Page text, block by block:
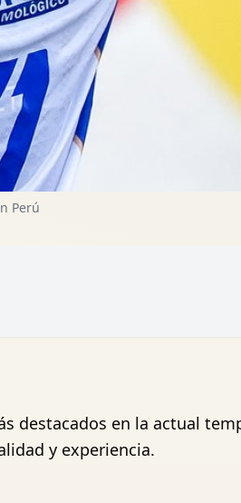
Perú
destacados en la actual
y experiencia.